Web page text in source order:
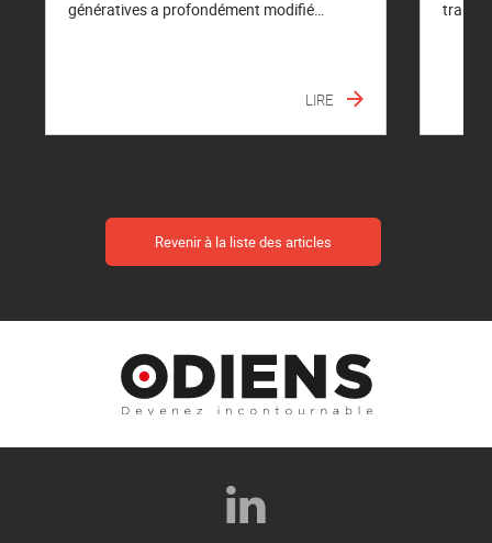
génératives a profondément modifié…
LIRE
Revenir à la liste des articles